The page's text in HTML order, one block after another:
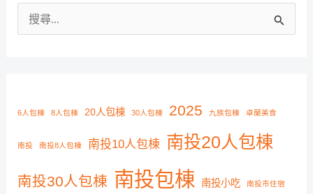
尋
6人包棟 8人包棟 20人包棟 30人包棟 2025 九族包棟 卓蘭美食
南投 南投8人包棟 南投10人包棟 南投20人包棟
南投30人包棟 南投包棟 南投小吃 南投市住宿